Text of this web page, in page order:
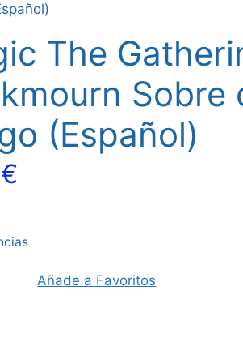
The
Sobre
(Español)
€
Añade a Favoritos